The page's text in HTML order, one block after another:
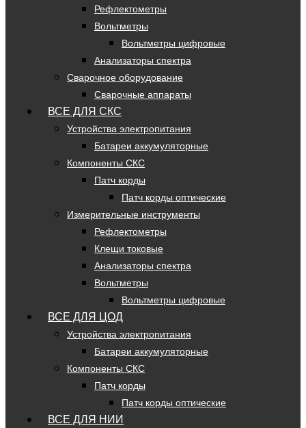
Рефлектометры
Вольтметры
Вольтметры цифровые
Анализаторы спектра
Сварочное оборудование
Сварочные аппараты
ВСЕ ДЛЯ СКС
Устройства электропитания
Батареи аккумуляторные
Компоненты СКС
Патч корды
Патч корды оптические
Измерительные инструменты
Рефлектометры
Клещи токовые
Анализаторы спектра
Вольтметры
Вольтметры цифровые
ВСЕ ДЛЯ ЦОД
Устройства электропитания
Батареи аккумуляторные
Компоненты СКС
Патч корды
Патч корды оптические
ВСЕ ДЛЯ НИИ